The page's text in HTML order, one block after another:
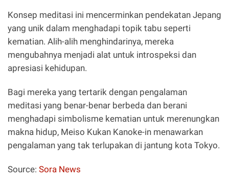
Konsep meditasi ini mencerminkan pendekatan Jepang
yang unik dalam menghadapi topik tabu seperti
kematian. Alih-alih menghindarinya, mereka
mengubahnya menjadi alat untuk introspeksi dan
apresiasi kehidupan.
Bagi mereka yang tertarik dengan pengalaman
meditasi yang benar-benar berbeda dan berani
menghadapi simbolisme kematian untuk merenungkan
makna hidup, Meiso Kukan Kanoke-in menawarkan
pengalaman yang tak terlupakan di jantung kota Tokyo.
Source: Sora News